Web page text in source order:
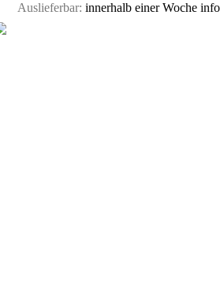
Auslieferbar: innerhalb einer Woche info